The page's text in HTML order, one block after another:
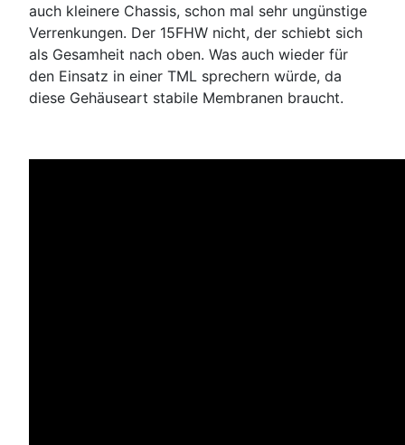
auch kleinere Chassis, schon mal sehr ungünstige
Verrenkungen. Der 15FHW nicht, der schiebt sich
als Gesamheit nach oben. Was auch wieder für
den Einsatz in einer TML sprechern würde, da
diese Gehäuseart stabile Membranen braucht.